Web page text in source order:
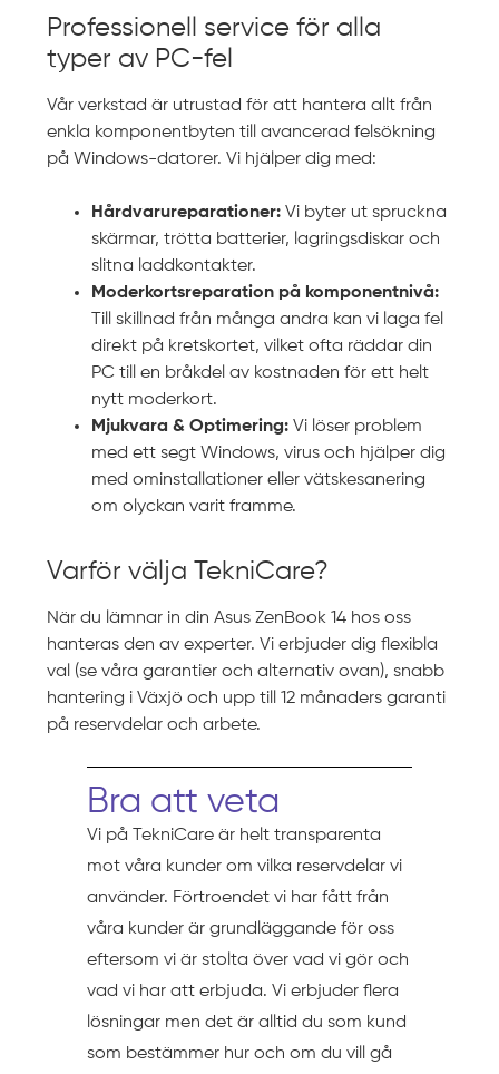
Professionell service för alla
typer av PC-fel
Vår verkstad är utrustad för att hantera allt från
enkla komponentbyten till avancerad felsökning
på Windows-datorer. Vi hjälper dig med:
Hårdvarureparationer: Vi byter ut spruckna
skärmar, trötta batterier, lagringsdiskar och
slitna laddkontakter.
Moderkortsreparation på komponentnivå:
Till skillnad från många andra kan vi laga fel
direkt på kretskortet, vilket ofta räddar din
PC till en bråkdel av kostnaden för ett helt
nytt moderkort.
Mjukvara & Optimering: Vi löser problem
med ett segt Windows, virus och hjälper dig
med ominstallationer eller vätskesanering
om olyckan varit framme.
Varför välja TekniCare?
När du lämnar in din Asus ZenBook 14 hos oss
hanteras den av experter. Vi erbjuder dig flexibla
val (se våra garantier och alternativ ovan), snabb
hantering i Växjö och upp till 12 månaders garanti
på reservdelar och arbete.
Bra att veta
Vi på TekniCare är helt transparenta
mot våra kunder om vilka reservdelar vi
använder. Förtroendet vi har fått från
våra kunder är grundläggande för oss
eftersom vi är stolta över vad vi gör och
vad vi har att erbjuda. Vi erbjuder flera
lösningar men det är alltid du som kund
som bestämmer hur och om du vill gå